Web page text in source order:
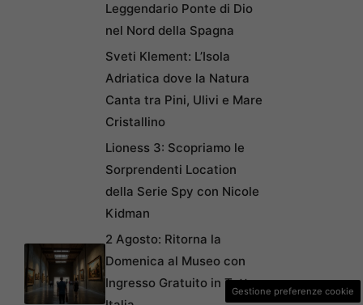
Leggendario Ponte di Dio
nel Nord della Spagna
Sveti Klement: L’Isola
Adriatica dove la Natura
Canta tra Pini, Ulivi e Mare
Cristallino
Lioness 3: Scopriamo le
Sorprendenti Location
della Serie Spy con Nicole
Kidman
2 Agosto: Ritorna la
Domenica al Museo con
Ingresso Gratuito in Tutta
Gestione preferenze cookie